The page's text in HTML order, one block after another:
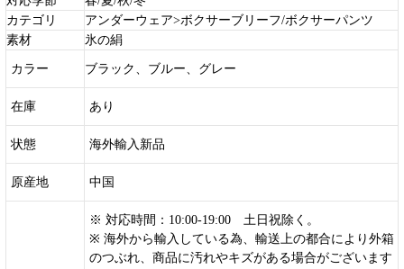
カテゴリ
アンダーウェア>ボクサーブリーフ/ボクサーパンツ
素材
氷の絹
カラー ブラック、ブルー、グレー
在庫 あり
状態 海外輸入新品
原産地 中国
※ 対応時間：10:00-19:00 土日祝除く。
※ 海外から輸入している為、輸送上の都合により外箱
のつぶれ、商品に汚れやキズがある場合がございます